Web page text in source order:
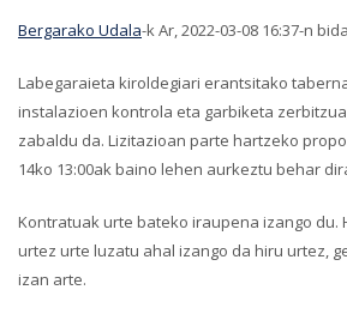
Bergarako Udala-k Ar, 2022-03-08 16:37-n
Labegaraieta kiroldegiari erantsitako
instalazioen kontrola eta garbiketa
zabaldu da. Lizitazioan parte hartzeko
14ko 13:00ak baino lehen aurkeztu behar
Kontratuak urte bateko iraupena izango du.
urtez urte luzatu ahal izango da hiru urtez,
izan arte.